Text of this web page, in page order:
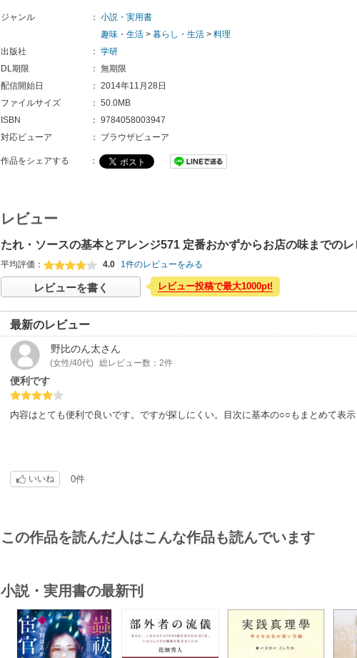
ジャンル ： 小説・実用書
趣味・生活 > 暮らし・生活 > 料理
出版社
： 学研
DL期限
： 無期限
配信開始日
： 2014年11月28日
ファイルサイズ
： 50.0MB
ISBN
： 9784058003947
対応ビューア
： ブラウザビューア
作品をシェアする ：
レビュー
たれ・ソースの基本とアレンジ571 定番おかずからお店の味までのレ
平均評価： 4.0 1件のレビューをみる
レビューを書く レビュー投稿で最大1000pt!
最新のレビュー
野比のん太さん
(女性/40代) 総レビュー数：2件
便利です
内容はとても便利で良いです。ですが探しにくい。目次に基本の○○もまとめて表
いいね 0件
この作品を読んだ人はこんな作品も読んでいます
小説・実用書の最新刊